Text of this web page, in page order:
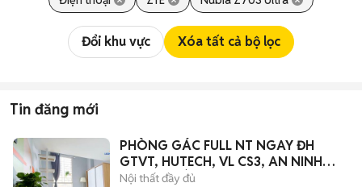
Đổi khu vực Xóa tất cả bộ lọc
Tin đăng mới
PHÒNG GÁC FULL NT NGAY ĐH
GTVT, HUTECH, VL CS3, AN NINH
THANG MÁY
Nội thất đầy đủ